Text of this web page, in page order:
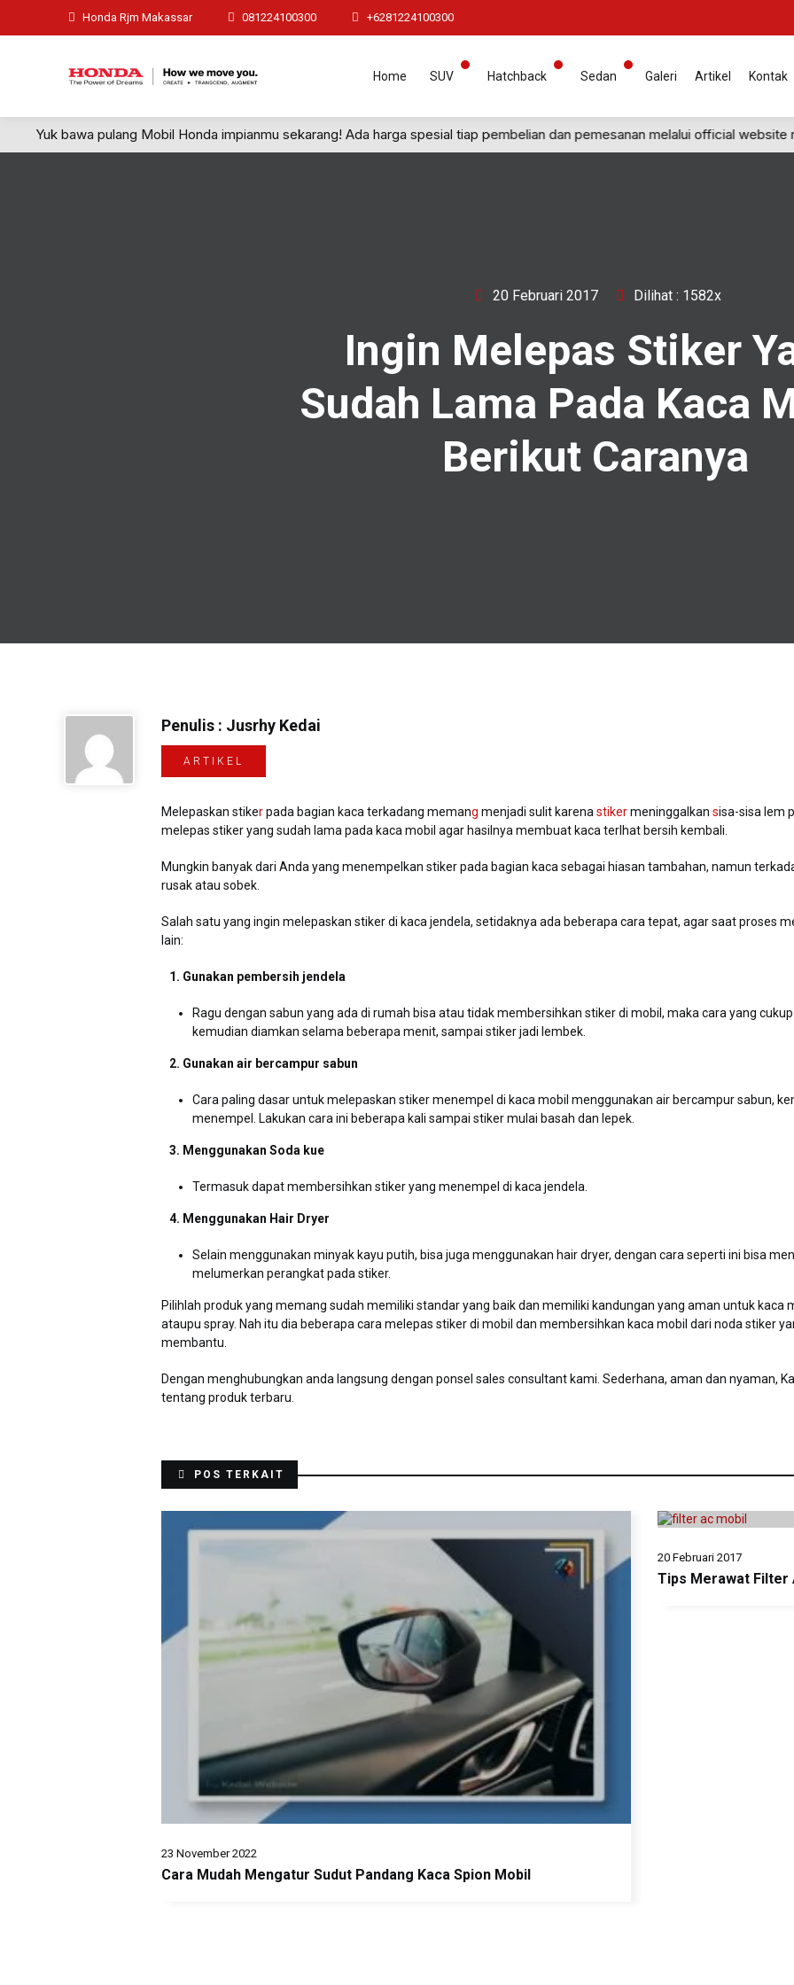
Honda Rjm Makassar 081224100300 +6281224100300
Home SUV Hatchback Sedan Galeri Artikel Kontak
Yuk bawa pulang Mobil Honda impianmu sekarang! Ada harga spesial tiap pembelian dan pemesanan melalui official website
20 Februari 2017 Dilihat : 1582x
Ingin Melepas Stiker
Sudah Lama Pada Kaca
Berikut Caranya
Penulis : Jusrhy Kedai
ARTIKEL
Melepaskan stikerpada bagian kaca terkadang memang menjadi sulit karena stikermeninggalkan sisa-sisa lem
melepas stiker yang sudah lama pada kaca mobil agar hasilnya membuat kaca terlhat bersih kembali.
Mungkin banyak dari Anda yang menempelkan stiker pada bagian kaca sebagai hiasan tambahan, namun
rusak atau sobek.
Salah satu yang ingin melepaskan stiker di kaca jendela, setidaknya ada beberapa cara tepat, agar saat proses
lain:
1. Gunakan pembersih jendela
Ragu dengan sabun yang ada di rumah bisa atau tidak membersihkan stiker di mobil, maka cara yang
kemudian diamkan selama beberapa menit, sampai stiker jadi lembek.
2. Gunakan air bercampur sabun
Cara paling dasar untuk melepaskan stiker menempel di kaca mobil menggunakan air bercampur sabun,
menempel. Lakukan cara ini beberapa kali sampai stiker mulai basah dan lepek.
3. Menggunakan Soda kue
Termasuk dapat membersihkan stiker yang menempel di kaca jendela.
4. Menggunakan Hair Dryer
Selain menggunakan minyak kayu putih, bisa juga menggunakan hair dryer, dengan cara seperti ini bisa
melumerkan perangkat pada stiker.
Pilihlah produk yang memang sudah memiliki standar yang baik dan memiliki kandungan yang aman untuk kaca
ataupu spray. Nah itu dia beberapa cara melepas stiker di mobil dan membersihkan kaca mobil dari noda stiker
membantu.
Dengan menghubungkan anda langsung dengan ponsel sales consultant kami. Sederhana, aman dan nyaman,
tentang produk terbaru.
POS TERKAIT
23 November 2022
Cara Mudah Mengatur Sudut Pandang Kaca Spion Mobil
20 Februari 2017
Tips Merawat Filter